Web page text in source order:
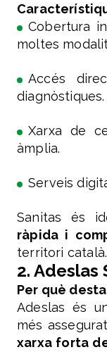
Cobertura
moltes
Accés
diagnòstiques.
Xarxa de
àmplia.
Serveis
Sanitas és
ràpida i
territori català.
2. Adeslas
Per què
Adeslas és
més
xarxa forta